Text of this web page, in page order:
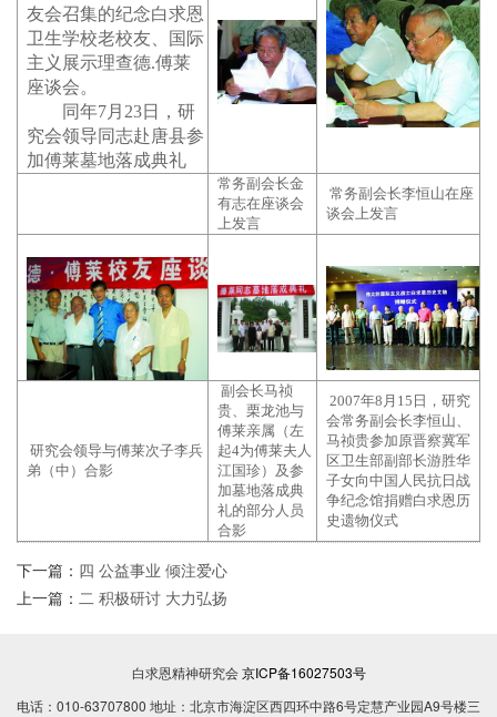
友会召集的纪念白求恩
卫生学校老校友、国际
主义展示理查德.傅莱
座谈会。
同年7月23日，研
究会领导同志赴唐县参
加傅莱墓地落成典礼
常务副会长金
有志在座谈会
上发言
常务副会长李恒山在座
谈会上发言
研究会领导与傅莱次子李兵
弟（中）合影
副会长马祯
贵、栗龙池与
傅莱亲属（左
起4为傅莱夫人
江国珍）及参
加墓地落成典
礼的部分人员
合影
2007年8月15日，研究
会常务副会长李恒山、
马祯贵参加原晋察冀军
区卫生部副部长游胜华
子女向中国人民抗日战
争纪念馆捐赠白求恩历
史遗物仪式
下一篇： 四 公益事业 倾注爱心
上一篇： 二 积极研讨 大力弘扬
白求恩精神研究会京ICP备16027503号
电话：010-63707800 地址：北京市海淀区西四环中路6号定慧产业园A9号楼三